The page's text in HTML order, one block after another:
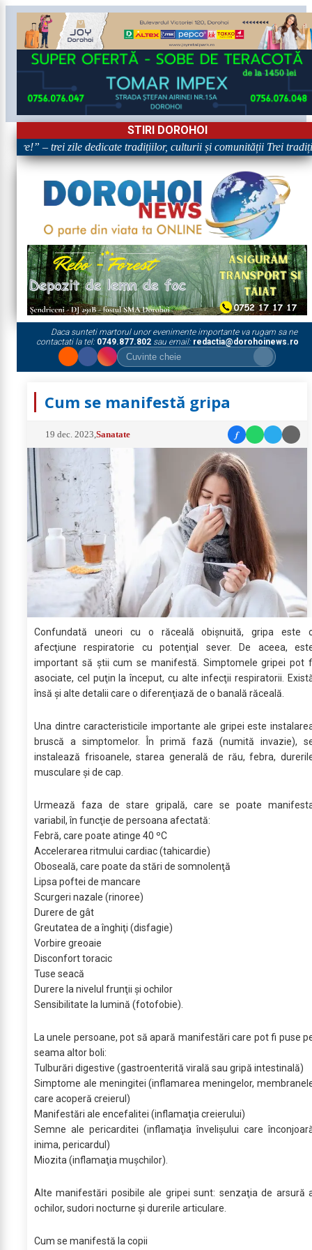
STIRI DOROHOI
– trei zile dedicate tradițiilor, culturii și comunității Trei
Daca sunteti martorul unor evenimente importante va rugam sa ne
contactati la tel: 0749.877.802sau email: redactia@dorohoinews.ro
Cum se manifestă gripa
19 dec. 2023 ,Sanatate f
Confundată uneori cu o răceală obişnuită, gripa este
afecţiune respiratorie cu potenţial sever. De aceea,
important să ştii cum se manifestă. Simptomele gripei pot
asociate, cel puţin la început, cu alte infecţii respiratorii.
însă şi alte detalii care o diferenţiază de o banală răceală.
Una dintre caracteristicile importante ale gripei este
bruscă a simptomelor. În primă fază (numită invazie),
instalează frisoanele, starea generală de rău, febra,
musculare şi de cap.
Urmează faza de stare gripală, care se poate
variabil, în funcţie de persoana afectată:
Febră, care poate atinge 40 ºC
Accelerarea ritmului cardiac (tahicardie)
Oboseală, care poate da stări de somnolenţă
Lipsa poftei de mancare
Scurgeri nazale (rinoree)
Durere de gât
Greutatea de a înghiţi (disfagie)
Vorbire greoaie
Disconfort toracic
Tuse seacă
Durere la nivelul frunţii şi ochilor
Sensibilitate la lumină (fotofobie).
La unele persoane, pot să apară manifestări care pot fi puse
seama altor boli:
Tulburări digestive (gastroenterită virală sau gripă intestinală)
Simptome ale meningitei (inflamarea meningelor,
care acoperă creierul)
Manifestări ale encefalitei (inflamaţia creierului)
Semne ale pericarditei (inflamaţia învelişului care
inima, pericardul)
Miozita (inflamaţia muşchilor).
Alte manifestări posibile ale gripei sunt: senzaţia de arsură
ochilor, sudori nocturne şi durerile articulare.
Cum se manifestă la copii